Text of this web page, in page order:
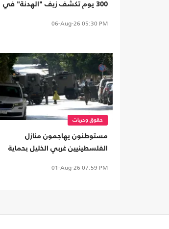
300 يوم تكشف زيف "الهدنة" في
06-Aug-26 05:30 PM
حقوق وحريات
مستوطنون يهاجمون منازل
الفلسطينيين غربي الخليل بحماية
01-Aug-26 07:59 PM